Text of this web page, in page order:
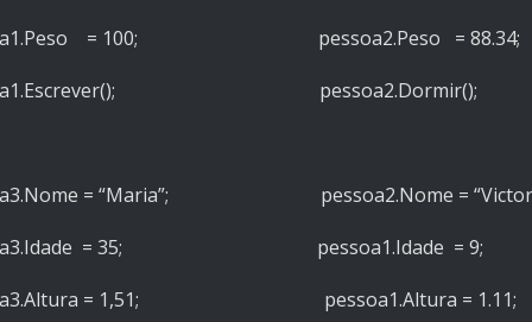
= 100; pessoa2.Peso = 88.34;
pessoa2.Dormir();
= “Maria”; pessoa2.Nome =
= 35; pessoa1.Idade = 9;
= 1,51; pessoa1.Altura = 1.11;